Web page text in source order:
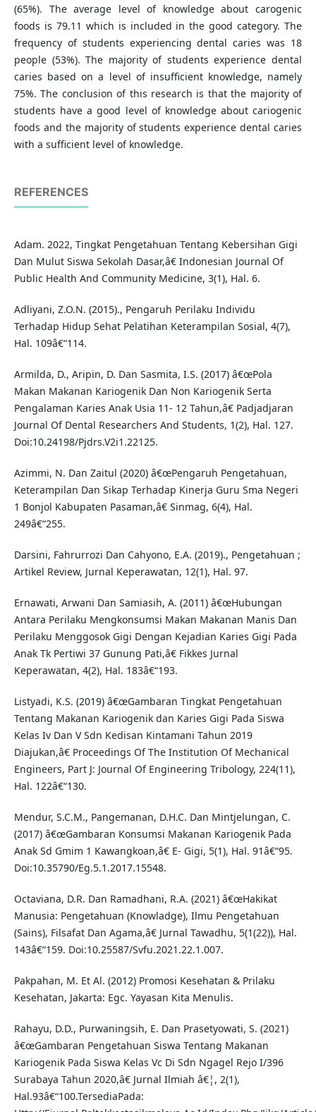
(65%). The average level of knowledge about carogenic
foods is 79.11 which is included in the good category. The
frequency of students experiencing dental caries was 18
people (53%). The majority of students experience dental
caries based on a level of insufficient knowledge, namely
75%. The conclusion of this research is that the majority of
students have a good level of knowledge about cariogenic
foods and the majority of students experience dental caries
with a sufficient level of knowledge.
REFERENCES
Adam. 2022, Tingkat Pengetahuan Tentang Kebersihan Gigi
Dan Mulut Siswa Sekolah Dasar,â€ Indonesian Journal Of
Public Health And Community Medicine, 3(1), Hal. 6.
Adliyani, Z.O.N. (2015)., Pengaruh Perilaku Individu
Terhadap Hidup Sehat Pelatihan Keterampilan Sosial, 4(7),
Hal. 109â€“114.
Armilda, D., Aripin, D. Dan Sasmita, I.S. (2017) â€œPola
Makan Makanan Kariogenik Dan Non Kariogenik Serta
Pengalaman Karies Anak Usia 11- 12 Tahun,â€ Padjadjaran
Journal Of Dental Researchers And Students, 1(2), Hal. 127.
Doi:10.24198/Pjdrs.V2i1.22125.
Azimmi, N. Dan Zaitul (2020) â€œPengaruh Pengetahuan,
Keterampilan Dan Sikap Terhadap Kinerja Guru Sma Negeri
1 Bonjol Kabupaten Pasaman,â€ Sinmag, 6(4), Hal.
249â€“255.
Darsini, Fahrurrozi Dan Cahyono, E.A. (2019)., Pengetahuan ;
Artikel Review, Jurnal Keperawatan, 12(1), Hal. 97.
Ernawati, Arwani Dan Samiasih, A. (2011) â€œHubungan
Antara Perilaku Mengkonsumsi Makan Makanan Manis Dan
Perilaku Menggosok Gigi Dengan Kejadian Karies Gigi Pada
Anak Tk Pertiwi 37 Gunung Pati,â€ Fikkes Jurnal
Keperawatan, 4(2), Hal. 183â€“193.
Listyadi, K.S. (2019) â€œGambaran Tingkat Pengetahuan
Tentang Makanan Kariogenik dan Karies Gigi Pada Siswa
Kelas Iv Dan V Sdn Kedisan Kintamani Tahun 2019
Diajukan,â€ Proceedings Of The Institution Of Mechanical
Engineers, Part J: Journal Of Engineering Tribology, 224(11),
Hal. 122â€“130.
Mendur, S.C.M., Pangemanan, D.H.C. Dan Mintjelungan, C.
(2017) â€œGambaran Konsumsi Makanan Kariogenik Pada
Anak Sd Gmim 1 Kawangkoan,â€ E- Gigi, 5(1), Hal. 91â€“95.
Doi:10.35790/Eg.5.1.2017.15548.
Octaviana, D.R. Dan Ramadhani, R.A. (2021) â€œHakikat
Manusia: Pengetahuan (Knowladge), Ilmu Pengetahuan
(Sains), Filsafat Dan Agama,â€ Jurnal Tawadhu, 5(1(22)), Hal.
143â€“159. Doi:10.25587/Svfu.2021.22.1.007.
Pakpahan, M. Et Al. (2012) Promosi Kesehatan & Prilaku
Kesehatan, Jakarta: Egc. Yayasan Kita Menulis.
Rahayu, D.D., Purwaningsih, E. Dan Prasetyowati, S. (2021)
â€œGambaran Pengetahuan Siswa Tentang Makanan
Kariogenik Pada Siswa Kelas Vc Di Sdn Ngagel Rejo I/396
Surabaya Tahun 2020,â€ Jurnal Ilmiah â€¦, 2(1),
Hal.93â€“100.TersediaPada: